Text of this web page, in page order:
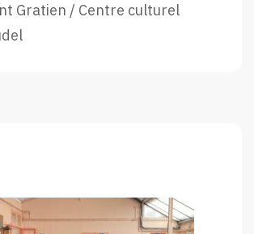
Gratien / Centre culturel